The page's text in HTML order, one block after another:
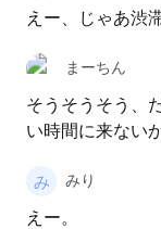
えー、じゃあ渋
まーちん
そうそうそう、
い時間に来ない
みり
えー。